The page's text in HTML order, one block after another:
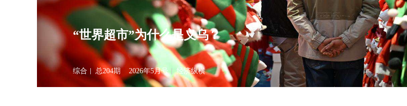
“世界超市”为什么是义乌？
综合 总204期 2026年5月号 经济纵横